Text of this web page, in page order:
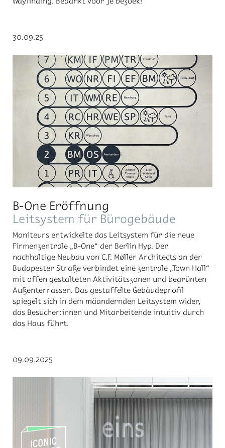
30.09.25
B-One Eröffnung
Leitsystem für Bürogebäude
Moniteurs entwickelte das Leitsystem für die neue
Firmenzentrale „B-One“ der Berlin Hyp. Der
nachhaltige Neubau von C.F. Møller Architects an der
Budapester Straße verbindet eine zentrale „Town Hall“
mit offen gestalteten Aktivitätszonen und begrünten
Außenterrassen. Das gestaffelte Gebäudeprofil
spiegelt sich in dem mäandernden Leitsystem wider,
das Besucher:innen und Mitarbeitende intuitiv durch
das Haus führt.
09.09.2025